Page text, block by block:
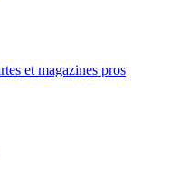
et magazines pros